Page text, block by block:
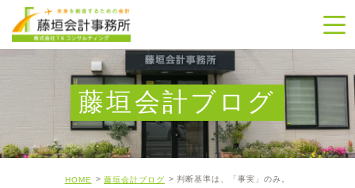
藤垣会計ブログ
HOME 藤垣会計ブログ 判断基準は、「事実」のみ。